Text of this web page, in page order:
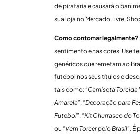
de pirataria e causará o
sua loja no Mercado Livre,
Como contornar legalmente?
sentimento e nas cores. Use
genéricos que remetam ao
futebol nos seus títulos e
tais como:“Camiseta Torcida
Amarela”, “Decoração para
Futebol”, “Kit Churrasco do
ou “Vem Torcer pelo Brasil”. É